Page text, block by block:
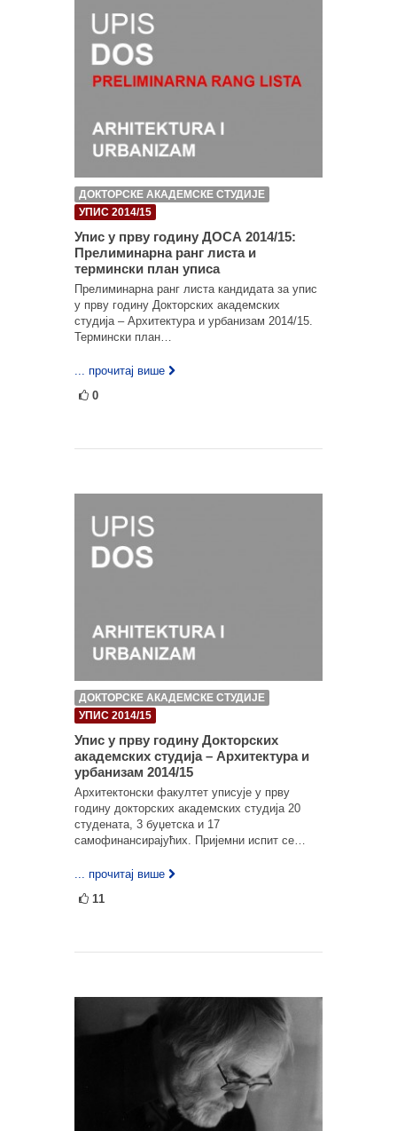
ДОКТОРСКЕ АКАДЕМСКЕ СТУДИЈЕ
УПИС 2014/15
Упис у прву годину ДОСА 2014/15:
Прелиминарна ранг листа и
термински план уписа
Прелиминарна ранг листа кандидата за упис
у прву годину Докторских академских
студија – Архитектура и урбанизам 2014/15.
Термински план…
... прочитај више
0
ДОКТОРСКЕ АКАДЕМСКЕ СТУДИЈЕ
УПИС 2014/15
Упис у прву годину Докторских
академских студија – Архитектура и
урбанизам 2014/15
Архитектонски факултет уписује у прву
годину докторских академских студија 20
студената, 3 буџетска и 17
самофинансирајућих. Пријемни испит се…
... прочитај више
11